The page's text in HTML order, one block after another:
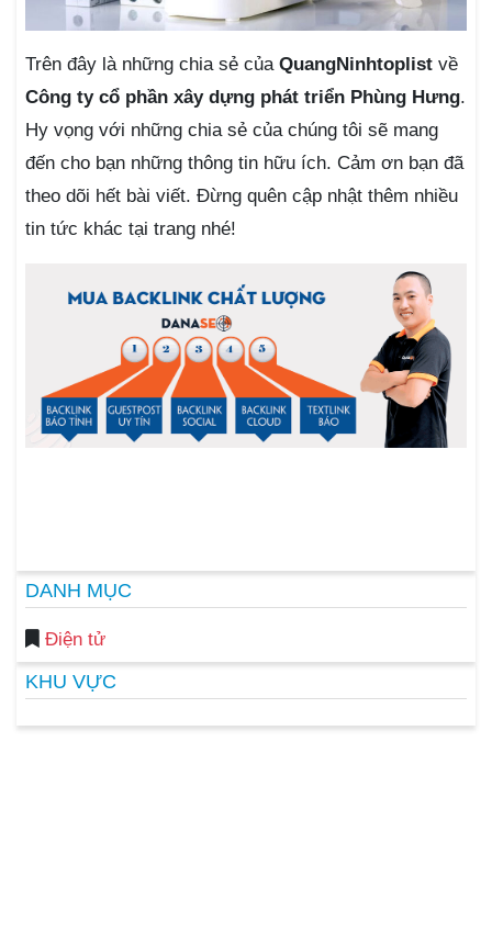
Trên đây là những chia sẻ của QuangNinhtoplist về
Công ty cổ phần xây dựng phát triển Phùng Hưng.
Hy vọng với những chia sẻ của chúng tôi sẽ mang
đến cho bạn những thông tin hữu ích. Cảm ơn bạn đã
theo dõi hết bài viết. Đừng quên cập nhật thêm nhiều
tin tức khác tại trang nhé!
DANH MỤC
Điện tử
KHU VỰC